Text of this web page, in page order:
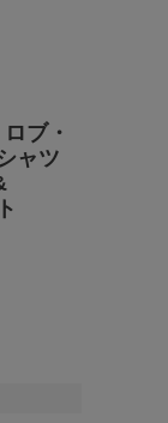
ブ・
ャツ